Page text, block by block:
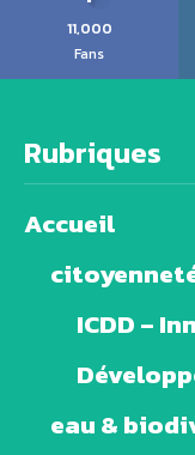
11,000
Fans
Rubriques
Accueil
ICDD –
eau &